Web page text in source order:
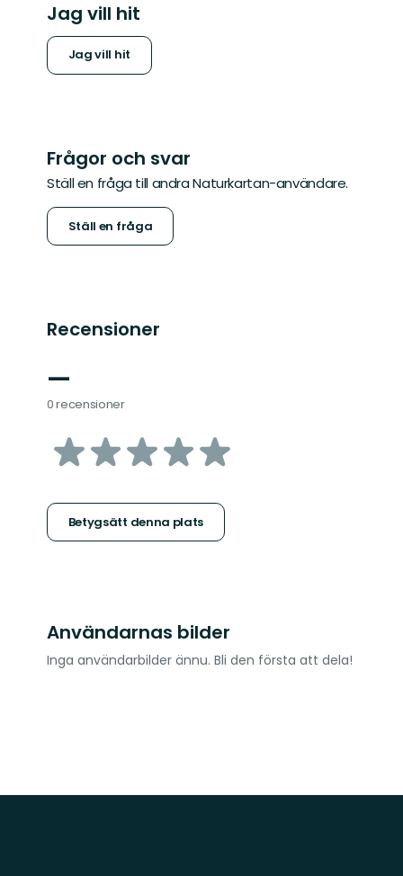
Jag vill hit
Jag vill hit
Frågor och svar
Ställ en fråga till andra Naturkartan-användare.
Ställ en fråga
Recensioner
—
0 recensioner
av
stjärnor
Betygsätt denna plats
Användarnas bilder
Inga användarbilder ännu. Bli den första att dela!